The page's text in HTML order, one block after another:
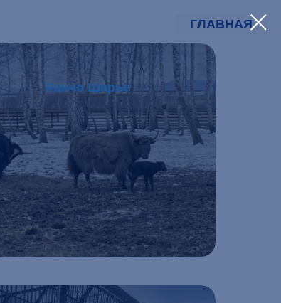
ГЛАВНАЯ
Ранчо Шарье
Подробнее